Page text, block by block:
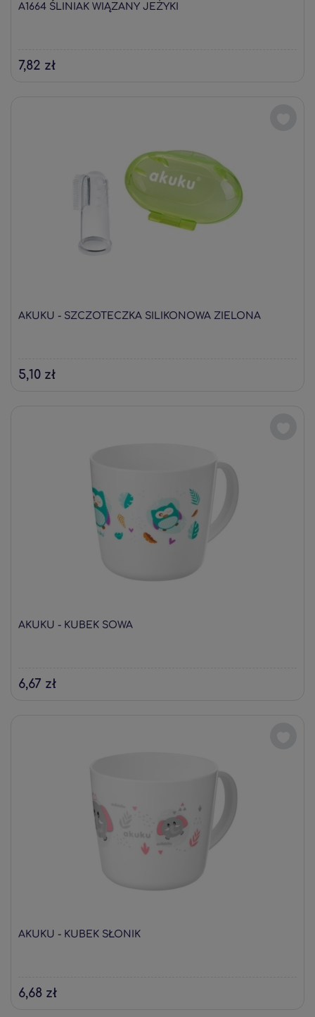
A1664 ŚLINIAK WIĄZANY JEŻYKI
7,82 zł
AKUKU - SZCZOTECZKA SILIKONOWA ZIELONA
5,10 zł
AKUKU - KUBEK SOWA
6,67 zł
AKUKU - KUBEK SŁONIK
6,68 zł